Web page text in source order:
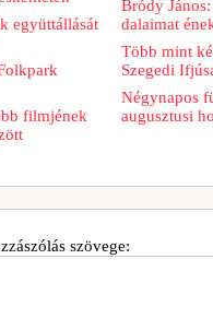
együttállását
filmjének
Bródy
dalaimat
Több mint
Szegedi
Négynapos
augusztusi
szövege: